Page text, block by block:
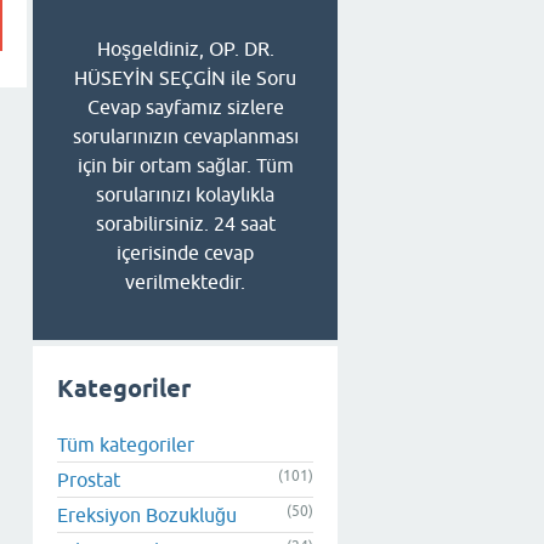
Hoşgeldiniz, OP. DR.
HÜSEYİN SEÇGİN ile Soru
Cevap sayfamız sizlere
sorularınızın cevaplanması
için bir ortam sağlar. Tüm
sorularınızı kolaylıkla
sorabilirsiniz. 24 saat
içerisinde cevap
verilmektedir.
Kategoriler
Tüm kategoriler
Prostat
(101)
Ereksiyon Bozukluğu (50)